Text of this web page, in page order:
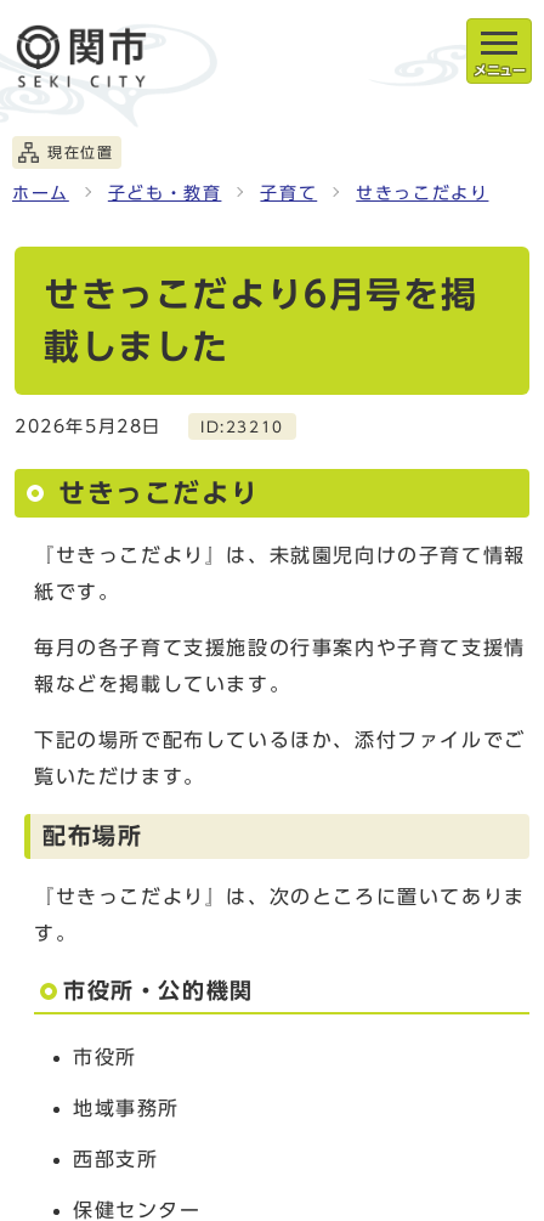
メニュー
現在位置
ホーム 子ども・教育 子育て せきっこだより
せきっこだより6月号を掲
載しました
2026年5月28日 ID:23210
せきっこだより
『せきっこだより』は、未就園児向けの子育て情報
紙です。
毎月の各子育て支援施設の行事案内や子育て支援情
報などを掲載しています。
下記の場所で配布しているほか、添付ファイルでご
覧いただけます。
配布場所
『せきっこだより』は、次のところに置いてありま
す。
市役所・公的機関
市役所
地域事務所
西部支所
保健センター